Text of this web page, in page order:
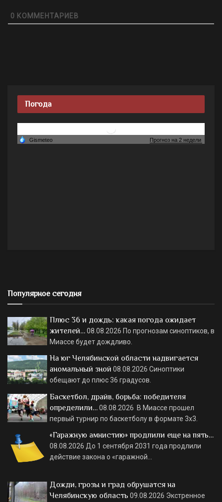
0 КОММЕНТАРИЕВ
Погода
Популярное сегодня
Плюс 36 и дождь: какая погода ожидает
жителей…08.08.2026 По прогнозам синоптиков, в
Миассе будет дождливо.
На юг Челябинской области надвигается
аномальный зной 08.08.2026 Синоптики
обещают до плюс 36 градусов.
Баскетбол, драйв, борьба: победителя
определили…08.08.2026 В Миассе прошел
первый турнир по баскетболу в формате 3х3.
«Гаражную амнистию» продлили еще на пять…
08.08.2026 До 1 сентября 2031 года продлили
действие закона о «гаражной…
Дожди, грозы и град обрушатся на
Челябинскую область 09.08.2026 Экстренное